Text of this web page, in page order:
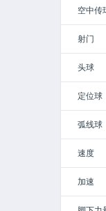
空中传
射门
头球
定位球
弧线球
速度
加速